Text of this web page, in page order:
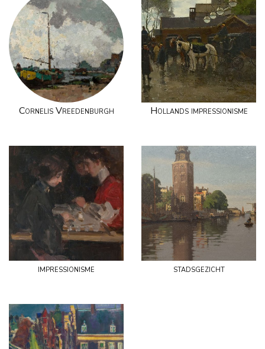
Cornelis Vreedenburgh Hollands impressionisme
impressionisme stadsgezicht